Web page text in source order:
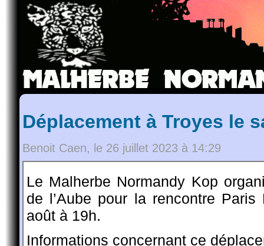
Déplacement à Troyes le
Benoit Caen, le 26 juillet 2023 à 14:29
Le Malherbe Normandy Kop
de l’Aube pour la rencontre
août à 19h.
Informations concernant ce